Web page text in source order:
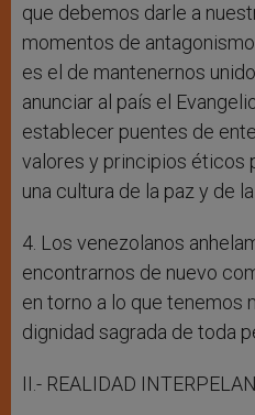
que debemos darle a
momentos de
es el de mantenernos
anunciar al país el
establecer puentes de
valores y principios éticos
una cultura de la paz y de
4. Los venezolanos
encontrarnos de nuevo
en torno a lo que tenemos
dignidad sagrada de toda
II.- REALIDAD